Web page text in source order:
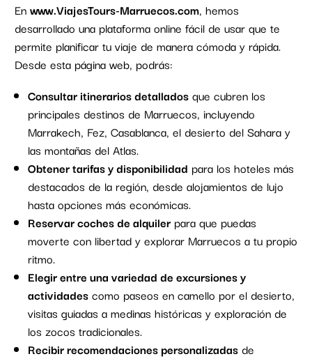
Enwww.ViajesTours-Marruecos.com, hemos
desarrollado una plataforma online fácil de usar que te
permite planificar tu viaje de manera cómoda y rápida.
Desde esta página web, podrás:
Consultar itinerarios detalladosque cubren los
principales destinos de Marruecos, incluyendo
Marrakech, Fez, Casablanca, el desierto del Sahara y
las montañas del Atlas.
Obtener tarifas y disponibilidad para los hoteles más
destacados de la región, desde alojamientos de lujo
hasta opciones más económicas.
Reservar coches de alquilerpara que puedas
moverte con libertad y explorar Marruecos a tu propio
ritmo.
Elegir entre una variedad de excursiones y
actividadescomo paseos en camello por el desierto,
visitas guiadas a medinas históricas y exploración de
los zocos tradicionales.
Recibir recomendaciones personalizadasde